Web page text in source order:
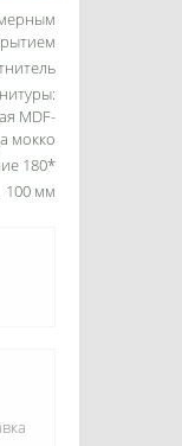
MDF-
мокко
180*
100 мм